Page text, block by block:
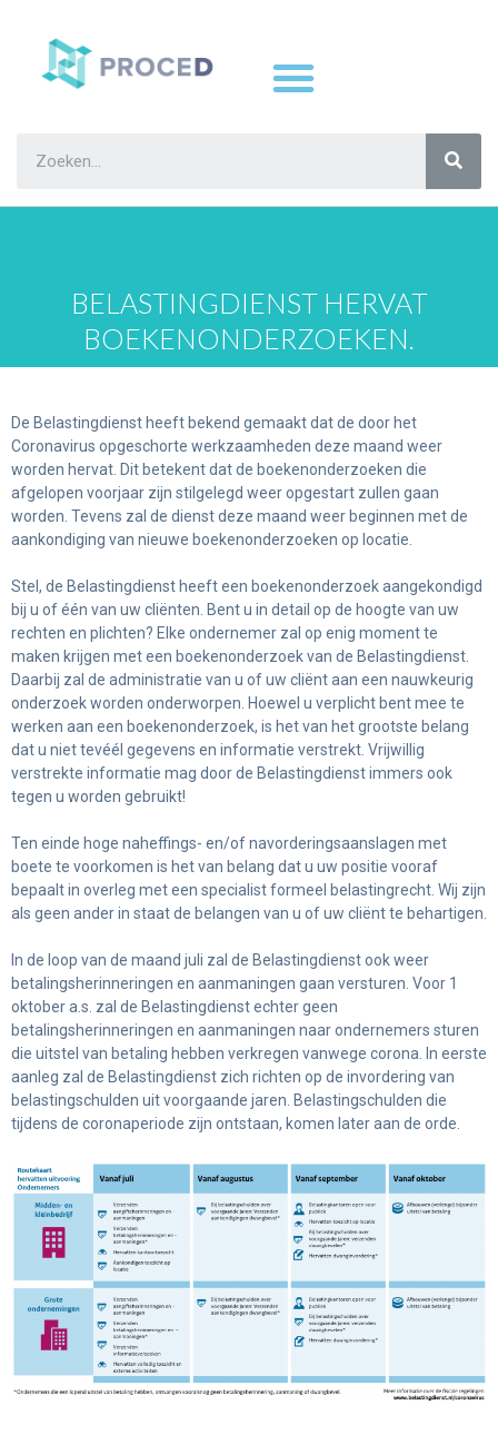
BELASTINGDIENST HERVAT
BOEKENONDERZOEKEN.
De Belastingdienst heeft bekend gemaakt dat de door het
Coronavirus opgeschorte werkzaamheden deze maand weer
worden hervat. Dit betekent dat de boekenonderzoeken die
afgelopen voorjaar zijn stilgelegd weer opgestart zullen gaan
worden. Tevens zal de dienst deze maand weer beginnen met de
aankondiging van nieuwe boekenonderzoeken op locatie.
Stel, de Belastingdienst heeft een boekenonderzoek aangekondigd
bij u of één van uw cliënten. Bent u in detail op de hoogte van uw
rechten en plichten? Elke ondernemer zal op enig moment te
maken krijgen met een boekenonderzoek van de Belastingdienst.
Daarbij zal de administratie van u of uw cliënt aan een nauwkeurig
onderzoek worden onderworpen. Hoewel u verplicht bent mee te
werken aan een boekenonderzoek, is het van het grootste belang
dat u niet tevéél gegevens en informatie verstrekt. Vrijwillig
verstrekte informatie mag door de Belastingdienst immers ook
tegen u worden gebruikt!
Ten einde hoge naheffings- en/of navorderingsaanslagen met
boete te voorkomen is het van belang dat u uw positie vooraf
bepaalt in overleg met een specialist formeel belastingrecht. Wij zijn
als geen ander in staat de belangen van u of uw cliënt te behartigen.
In de loop van de maand juli zal de Belastingdienst ook weer
betalingsherinneringen en aanmaningen gaan versturen. Voor 1
oktober a.s. zal de Belastingdienst echter geen
betalingsherinneringen en aanmaningen naar ondernemers sturen
die uitstel van betaling hebben verkregen vanwege corona. In eerste
aanleg zal de Belastingdienst zich richten op de invordering van
belastingschulden uit voorgaande jaren. Belastingschulden die
tijdens de coronaperiode zijn ontstaan, komen later aan de orde.